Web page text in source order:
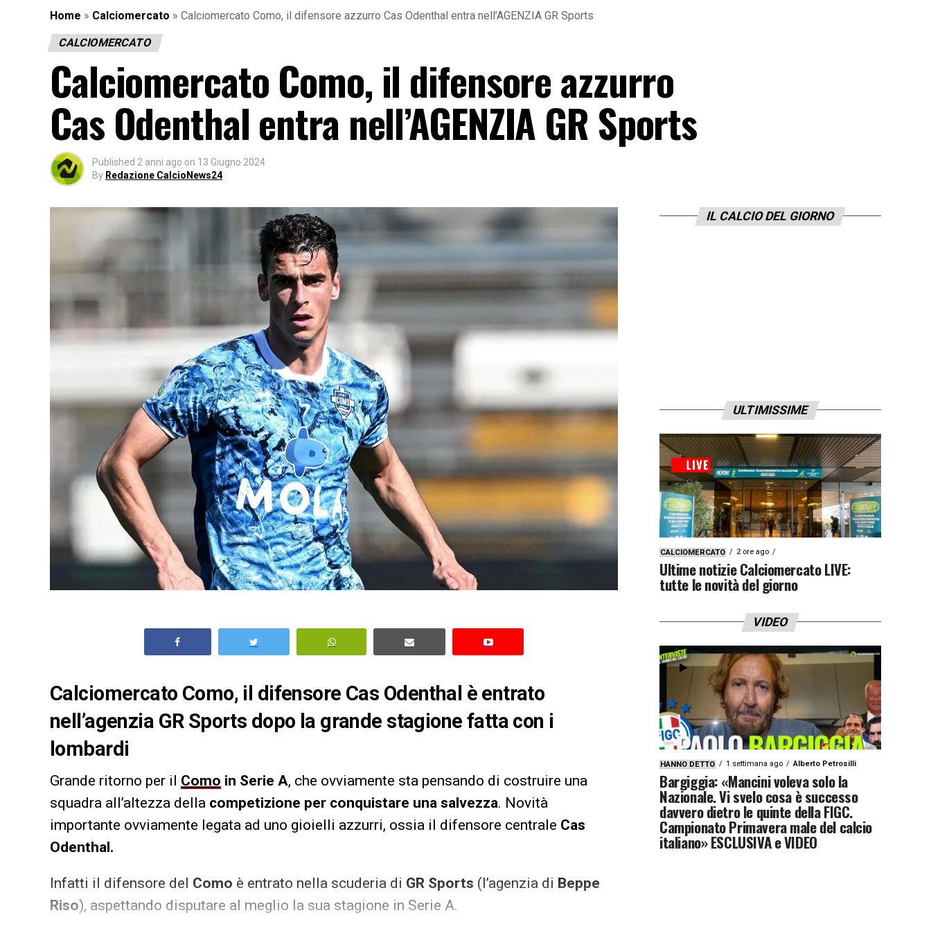
Home » Calciomercato » Calciomercato Como, il difensore azzurro Cas Odenthal entra nell’AGENZIA GR Sports
CALCIOMERCATO
Calciomercato Como, il difensore azzurro
Cas Odenthal entra nell’AGENZIA GR Sports
Published 2 anni ago on 13 Giugno 2024
By Redazione CalcioNews24
Calciomercato Como, il difensore Cas Odenthal è entrato
nell’agenzia GR Sports dopo la grande stagione fatta con i
lombardi
Grande ritorno per il Como in Serie A, che ovviamente sta pensando di costruire una
squadra all’altezza della competizione per conquistare una salvezza. Novità
importante ovviamente legata ad uno gioielli azzurri, ossia il difensore centrale Cas
Odenthal.
Infatti il difensore del Como è entrato nella scuderia di GR Sports (l’agenzia di Beppe
Riso), aspettando disputare al meglio la sua stagione in Serie A.
IL CALCIO DEL GIORNO
ULTIMISSIME
CALCIOMERCATO 2 ore ago
Ultime notizie Calciomercato LIVE:
tutte le novità del giorno
VIDEO
HANNO DETTO 1 settimana ago Alberto Petrosilli
Bargiggia: «Mancini voleva solo la
Nazionale. Vi svelo cosa è successo
davvero dietro le quinte della FIGC.
Campionato Primavera male del calcio
italiano» ESCLUSIVA e VIDEO